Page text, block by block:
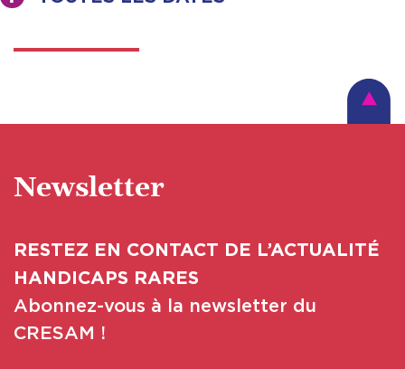
Newsletter
RESTEZ EN CONTACT DE L’ACTUALITÉ
HANDICAPS RARES
Abonnez-vous à la newsletter du
CRESAM !